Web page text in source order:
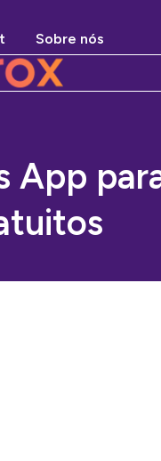
Sobre nós
App